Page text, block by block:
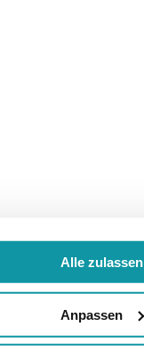
Alle zulassen
Anpassen